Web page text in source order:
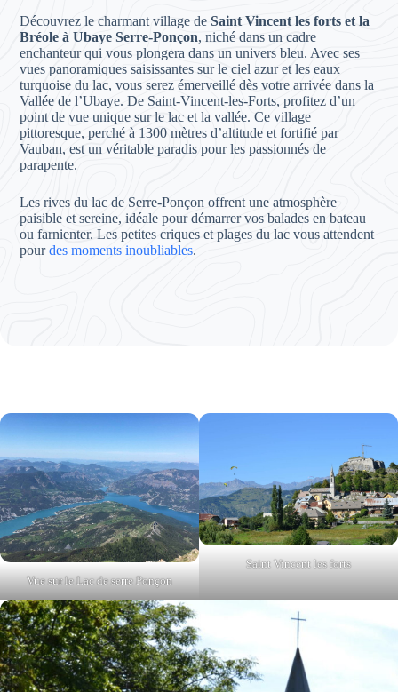
Découvrez le charmant village deSaint Vincent les forts et la
Bréole à Ubaye Serre-Ponçon, niché dans un cadre
enchanteur qui vous plongera dans un univers bleu. Avec ses
vues panoramiques saisissantes sur le ciel azur et les eaux
turquoise du lac, vous serez émerveillé dès votre arrivée dans la
Vallée de l’Ubaye. De Saint-Vincent-les-Forts, profitez d’un
point de vue unique sur le lac et la vallée. Ce village
pittoresque, perché à 1300 mètres d’altitude et fortifié par
Vauban, est un véritable paradis pour les passionnés de
parapente.
Les rives du lac de Serre-Ponçon offrent une atmosphère
paisible et sereine, idéale pour démarrer vos balades en bateau
ou farnienter. Les petites criques et plages du lac vous attendent
pourdes moments inoubliables.
Vue sur le Lac de serre Ponçon
Saint Vincent les forts